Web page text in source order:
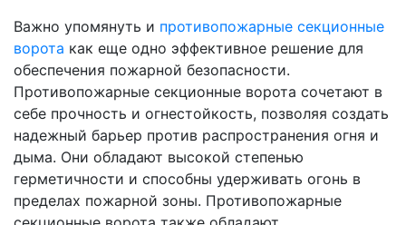
Важно упомянуть и противопожарные секционные
ворота как еще одно эффективное решение для
обеспечения пожарной безопасности.
Противопожарные секционные ворота сочетают в
себе прочность и огнестойкость, позволяя создать
надежный барьер против распространения огня и
дыма. Они обладают высокой степенью
герметичности и способны удерживать огонь в
пределах пожарной зоны. Противопожарные